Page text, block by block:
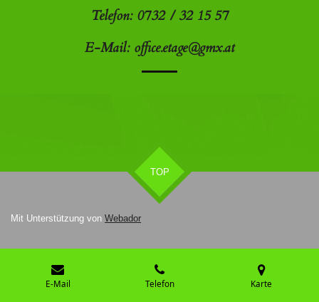
Telefon: 0732 / 32 15 57
E-Mail: office.etage@gmx.at
TOP
Mit Unterstützung von Webador
E-Mail Telefon Karte